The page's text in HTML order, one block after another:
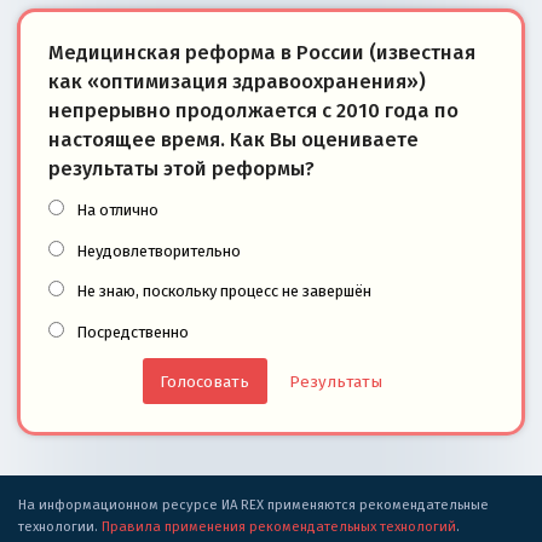
Медицинская реформа в России (известная
как «оптимизация здравоохранения»)
непрерывно продолжается с 2010 года по
настоящее время. Как Вы оцениваете
результаты этой реформы?
На отлично
Неудовлетворительно
Не знаю, поскольку процесс не завершён
Посредственно
Результаты
На информационном ресурсе ИА REX применяются рекомендательные
технологии. Правила применения рекомендательных технологий.